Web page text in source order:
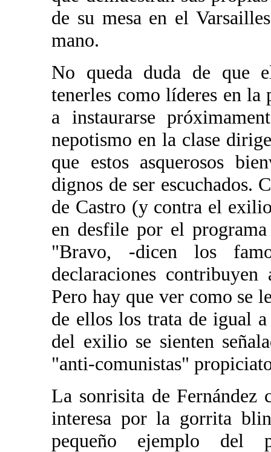
de su mesa en el
mano.
No queda duda de que
tenerles como líderes en la
a instaurarse
nepotismo en la clase
que estos asquerosos
dignos de ser escuchados.
de Castro (y contra el
en desfile por el
"Bravo, -dicen los
declaraciones
Pero hay que ver como se
de ellos los trata de igual
del exilio se sienten
"anti-comunistas"
La sonrisita de Fernández
interesa por la gorrita
pequeño ejemplo del